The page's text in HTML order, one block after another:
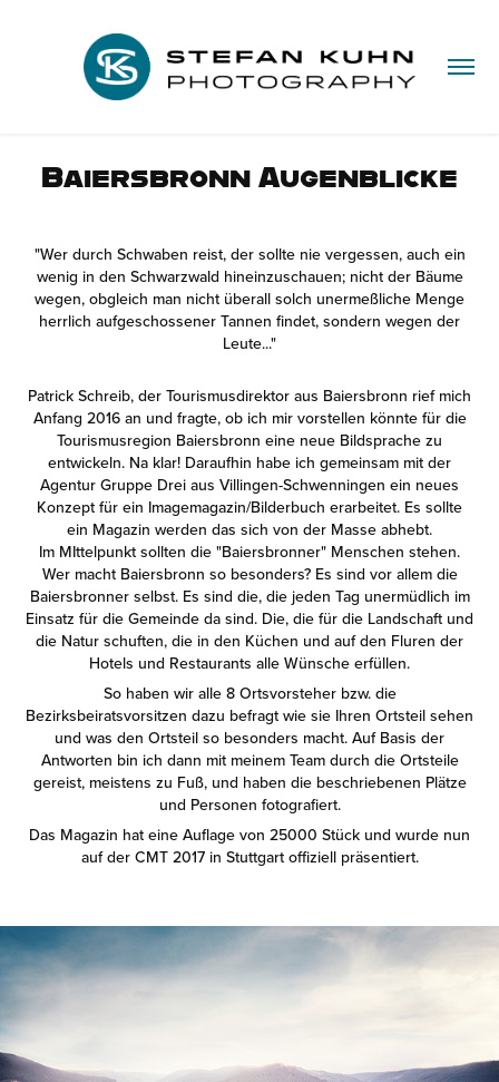
Baiersbronn Augenblicke
"Wer durch Schwaben reist, der sollte nie vergessen, auch ein
wenig in den Schwarzwald hineinzuschauen; nicht der Bäume
wegen, obgleich man nicht überall solch unermeßliche Menge
herrlich aufgeschossener Tannen findet, sondern wegen der
Leute..."
Patrick Schreib, der Tourismusdirektor aus Baiersbronn rief mich
Anfang 2016 an und fragte, ob ich mir vorstellen könnte für die
Tourismusregion Baiersbronn eine neue Bildsprache zu
entwickeln. Na klar! Daraufhin habe ich gemeinsam mit der
Agentur Gruppe Drei aus Villingen-Schwenningen ein neues
Konzept für ein Imagemagazin/Bilderbuch erarbeitet. Es sollte
ein Magazin werden das sich von der Masse abhebt.
Im MIttelpunkt sollten die "Baiersbronner" Menschen stehen.
Wer macht Baiersbronn so besonders? Es sind vor allem die
Baiersbronner selbst. Es sind die, die jeden Tag unermüdlich im
Einsatz für die Gemeinde da sind. Die, die für die Landschaft und
die Natur schuften, die in den Küchen und auf den Fluren der
Hotels und Restaurants alle Wünsche erfüllen.
So haben wir alle 8 Ortsvorsteher bzw. die
Bezirksbeiratsvorsitzen dazu befragt wie sie Ihren Ortsteil sehen
und was den Ortsteil so besonders macht. Auf Basis der
Antworten bin ich dann mit meinem Team durch die Ortsteile
gereist, meistens zu Fuß, und haben die beschriebenen Plätze
und Personen fotografiert.
Das Magazin hat eine Auflage von 25000 Stück und wurde nun
auf der CMT 2017 in Stuttgart offiziell präsentiert.